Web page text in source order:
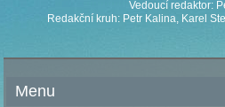
Vedoucí redaktor:
Redakční kruh: Petr Kalina, Karel
Menu